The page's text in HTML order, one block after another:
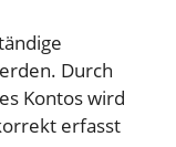
Durch
Kontos wird
erfasst